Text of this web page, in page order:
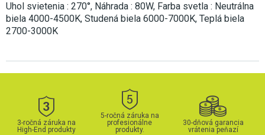
Uhol svietenia : 270°, Náhrada : 80W, Farba svetla : Neutrálna
biela 4000-4500K, Studená biela 6000-7000K, Teplá biela
2700-3000K
3-ročná záruka na
High-End produkty
5-ročná záruka na
profesionálne
produkty.
30-dňová garancia
vrátenia peňazí